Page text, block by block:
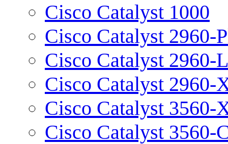
Cisco Catalyst 1000
Cisco Catalyst 2960-
Cisco Catalyst 2960-L
Cisco Catalyst 2960-
Cisco Catalyst 3560-
Cisco Catalyst 3560-